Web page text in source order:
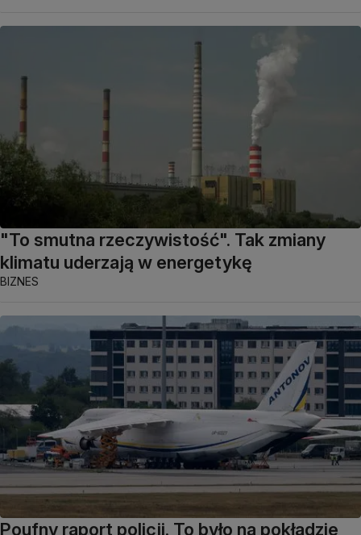
"To smutna rzeczywistość". Tak zmiany
klimatu uderzają w energetykę
BIZNES
Poufny raport policji. To było na pokładzie